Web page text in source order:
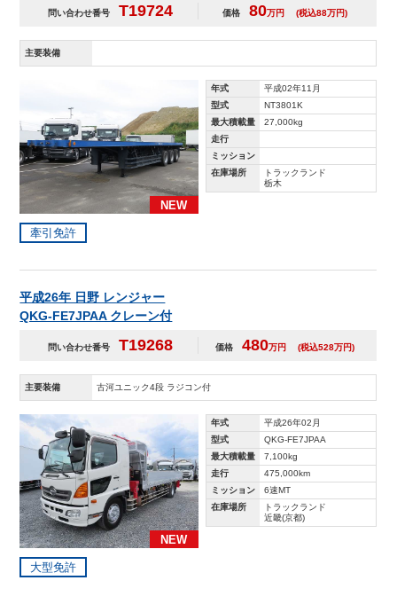
問い合わせ番号 T19724 価格 80万円 (税込88万円)
主要装備
NEW
年式
平成02年11月
型式
NT3801K
最大積載量
27,000kg
走行
ミッション
在庫場所
トラックランド
栃木
牽引免許
平成26年 日野 レンジャー
QKG-FE7JPAA クレーン付
問い合わせ番号 T19268 価格 480万円 (税込528万円)
主要装備 古河ユニック4段 ラジコン付
NEW
年式
平成26年02月
型式
QKG-FE7JPAA
最大積載量
7,100kg
走行
475,000km
ミッション
6速MT
在庫場所
トラックランド
近畿(京都)
大型免許